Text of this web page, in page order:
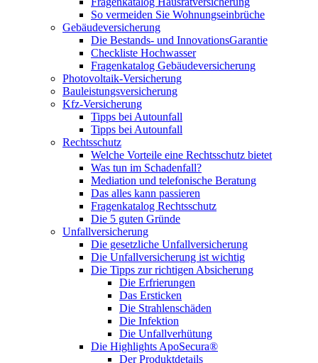
So vermeiden Sie Wohnungseinbrüche
Gebäudeversicherung
Die Bestands- und InnovationsGarantie
Checkliste Hochwasser
Fragenkatalog Gebäudeversicherung
Photovoltaik-Versicherung
Bauleistungsversicherung
Kfz-Versicherung
Tipps bei Autounfall
Tipps bei Autounfall
Rechtsschutz
Welche Vorteile eine Rechtsschutz bietet
Was tun im Schadenfall?
Mediation und telefonische Beratung
Das alles kann passieren
Fragenkatalog Rechtsschutz
Die 5 guten Gründe
Unfallversicherung
Die gesetzliche Unfallversicherung
Die Unfallversicherung ist wichtig
Die Tipps zur richtigen Absicherung
Die Erfrierungen
Das Ersticken
Die Strahlenschäden
Die Infektion
Die Unfallverhütung
Die Highlights ApoSecura®
Der Produktdetails